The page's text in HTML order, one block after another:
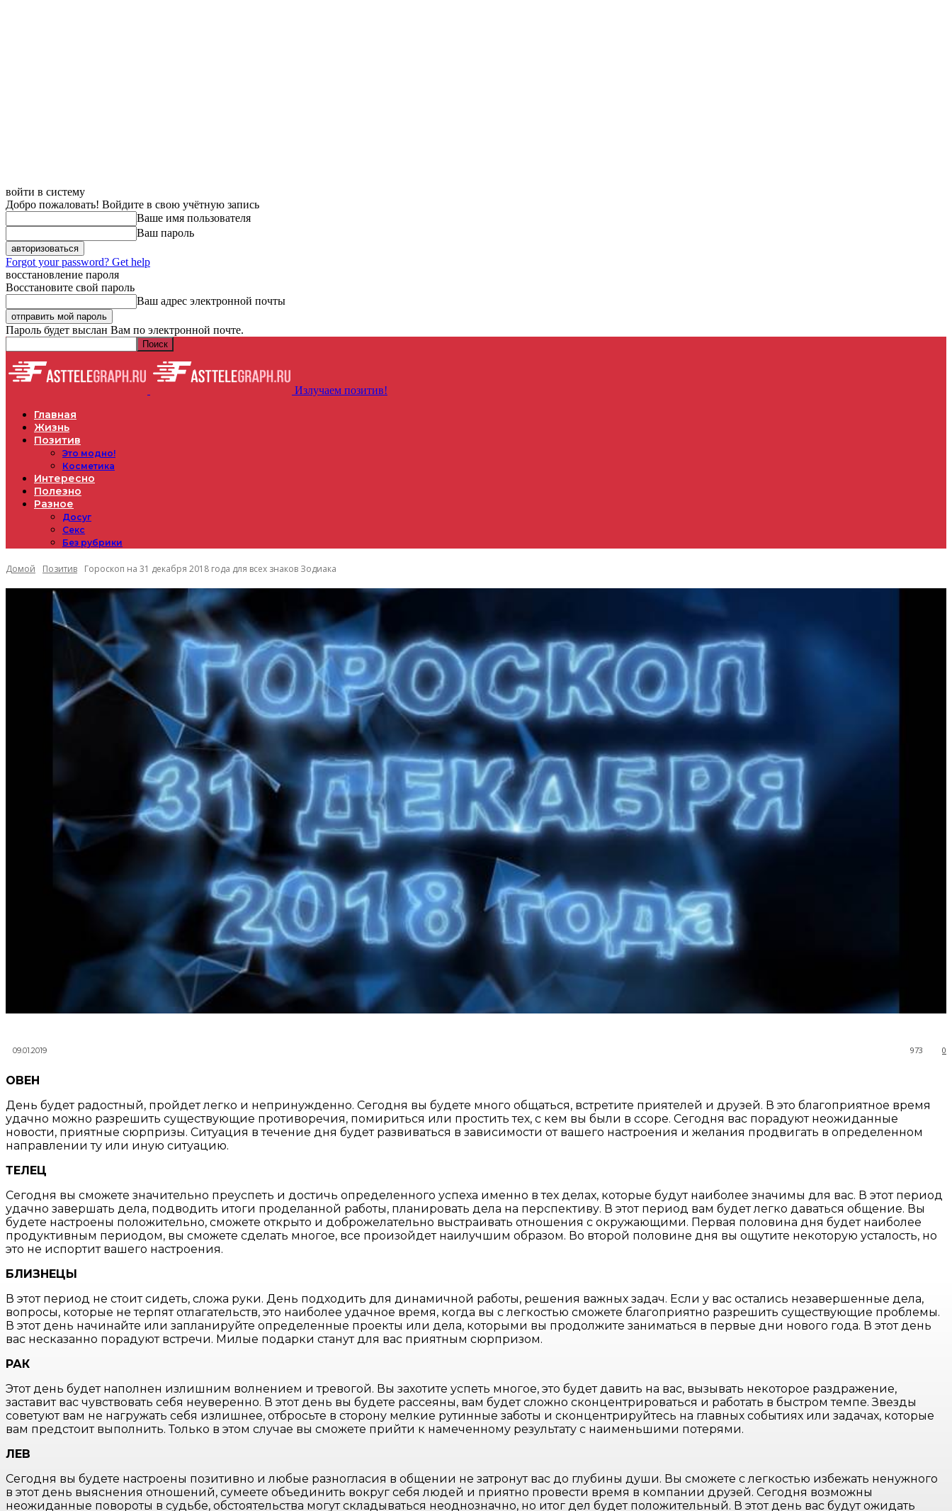
войти в систему
Добро пожаловать! Войдите в свою учётную запись
Ваше имя пользователя
Ваш пароль
Forgot your password? Get help
восстановление пароля
Восстановите свой пароль
Ваш адрес электронной почты
Пароль будет выслан Вам по электронной почте.
Излучаем позитив!
Главная
Жизнь
Позитив
Это модно!
Косметика
Интересно
Полезно
Разное
Досуг
Секс
Без рубрики
Домой Позитив Гороскоп на 31 декабря 2018 года для всех знаков Зодиака
09.01.2019 0
973
ОВЕН
День будет радостный, пройдет легко и непринужденно. Сегодня вы будете много общаться, встретите приятелей и друзей. В это благоприятное время
удачно можно разрешить существующие противоречия, помириться или простить тех, с кем вы были в ссоре. Сегодня вас порадуют неожиданные
новости, приятные сюрпризы. Ситуация в течение дня будет развиваться в зависимости от вашего настроения и желания продвигать в определенном
направлении ту или иную ситуацию.
ТЕЛЕЦ
Сегодня вы сможете значительно преуспеть и достичь определенного успеха именно в тех делах, которые будут наиболее значимы для вас. В этот период
удачно завершать дела, подводить итоги проделанной работы, планировать дела на перспективу. В этот период вам будет легко даваться общение. Вы
будете настроены положительно, сможете открыто и доброжелательно выстраивать отношения с окружающими. Первая половина дня будет наиболее
продуктивным периодом, вы сможете сделать многое, все произойдет наилучшим образом. Во второй половине дня вы ощутите некоторую усталость, но
это не испортит вашего настроения.
БЛИЗНЕЦЫ
В этот период не стоит сидеть, сложа руки. День подходить для динамичной работы, решения важных задач. Если у вас остались незавершенные дела,
вопросы, которые не терпят отлагательств, это наиболее удачное время, когда вы с легкостью сможете благоприятно разрешить существующие проблемы.
В этот день начинайте или запланируйте определенные проекты или дела, которыми вы продолжите заниматься в первые дни нового года. В этот день
вас несказанно порадуют встречи. Милые подарки станут для вас приятным сюрпризом.
РАК
Этот день будет наполнен излишним волнением и тревогой. Вы захотите успеть многое, это будет давить на вас, вызывать некоторое раздражение,
заставит вас чувствовать себя неуверенно. В этот день вы будете рассеяны, вам будет сложно сконцентрироваться и работать в быстром темпе. Звезды
советуют вам не нагружать себя излишнее, отбросьте в сторону мелкие рутинные заботы и сконцентрируйтесь на главных событиях или задачах, которые
вам предстоит выполнить. Только в этом случае вы сможете прийти к намеченному результату с наименьшими потерями.
ЛЕВ
Сегодня вы будете настроены позитивно и любые разногласия в общении не затронут вас до глубины души. Вы сможете с легкостью избежать ненужного
в этот день выяснения отношений, сумеете объединить вокруг себя людей и приятно провести время в компании друзей. Сегодня возможны
неожиданные повороты в судьбе, обстоятельства могут складываться неоднозначно, но итог дел будет положительный. В этот день вас будут ожидать